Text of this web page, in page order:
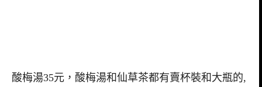
酸梅湯35元，酸梅湯和仙草茶都有賣杯裝和大瓶的,